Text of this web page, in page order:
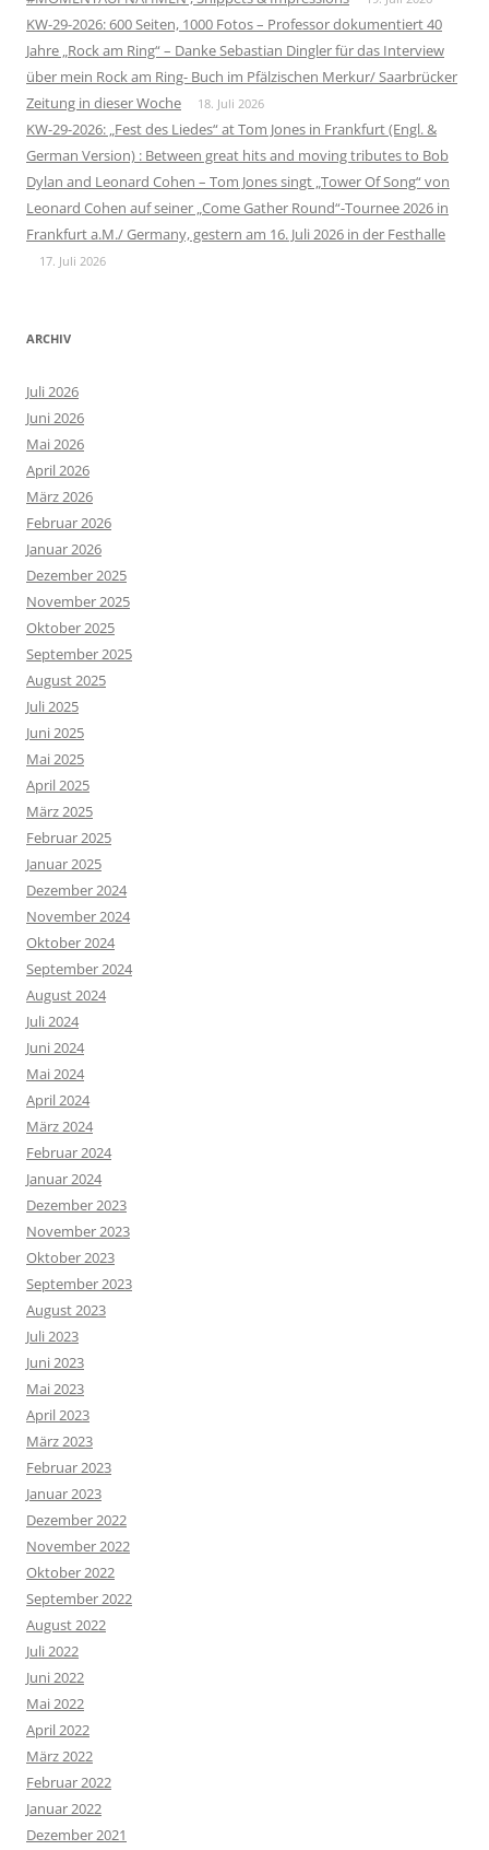
KW-29-2026: 600 Seiten, 1000 Fotos – Professor dokumentiert 40
Jahre „Rock am Ring“ – Danke Sebastian Dingler für das Interview
über mein Rock am Ring- Buch im Pfälzischen Merkur/ Saarbrücker
Zeitung in dieser Woche
18. Juli 2026
KW-29-2026: „Fest des Liedes“ at Tom Jones in Frankfurt (Engl. &
German Version) : Between great hits and moving tributes to Bob
Dylan and Leonard Cohen – Tom Jones singt „Tower Of Song“ von
Leonard Cohen auf seiner „Come Gather Round“-Tournee 2026 in
Frankfurt a.M./ Germany, gestern am 16. Juli 2026 in der Festhalle
17. Juli 2026
ARCHIV
Juli 2026
Juni 2026
Mai 2026
April 2026
März 2026
Februar 2026
Januar 2026
Dezember 2025
November 2025
Oktober 2025
September 2025
August 2025
Juli 2025
Juni 2025
Mai 2025
April 2025
März 2025
Februar 2025
Januar 2025
Dezember 2024
November 2024
Oktober 2024
September 2024
August 2024
Juli 2024
Juni 2024
Mai 2024
April 2024
März 2024
Februar 2024
Januar 2024
Dezember 2023
November 2023
Oktober 2023
September 2023
August 2023
Juli 2023
Juni 2023
Mai 2023
April 2023
März 2023
Februar 2023
Januar 2023
Dezember 2022
November 2022
Oktober 2022
September 2022
August 2022
Juli 2022
Juni 2022
Mai 2022
April 2022
März 2022
Februar 2022
Januar 2022
Dezember 2021